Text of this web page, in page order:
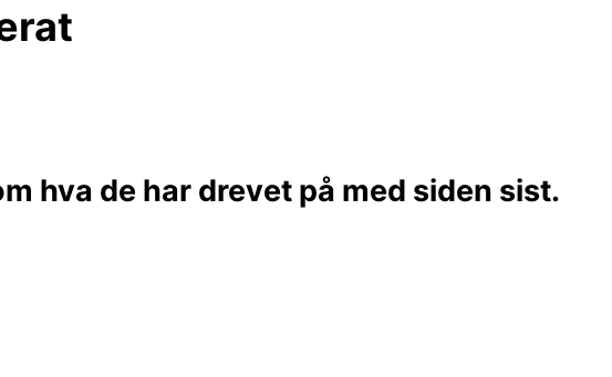
hva de har drevet på med siden sist.